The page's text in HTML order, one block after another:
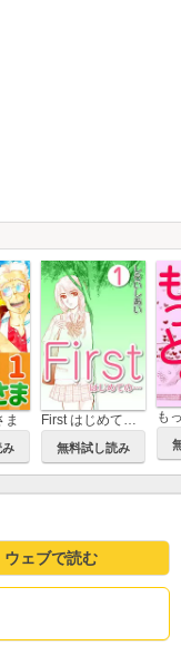
ま
み
First はじめての…
無料試し読み
ウェブで読む